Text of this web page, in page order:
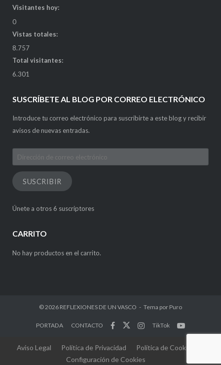
Visitantes hoy:
0
Vistas totales:
8.757
Total visitantes:
6.301
SUSCRÍBETE AL BLOG POR CORREO ELECTRÓNICO
Introduce tu correo electrónico para suscribirte a este blog y recibir
avisos de nuevas entradas.
Dirección
de
correo
electrónico
SUSCRIBIR
Únete a otros 6 suscriptores
CARRITO
No hay productos en el carrito.
© 2026 REFLEXIONES DE UN VASCO Tema por Puro
PORTADA CONTACTO TikTok
Aviso Legal Política de Privacidad
Política de Cookies
Configuración de Cookies